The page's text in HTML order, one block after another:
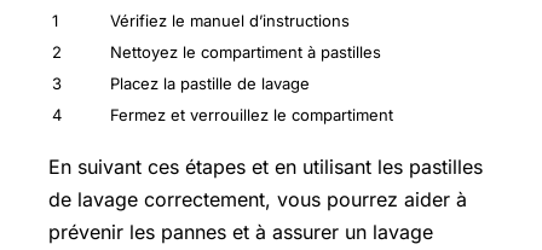
1
Vérifiez le manuel d’instructions
2
Nettoyez le compartiment à pastilles
3
Placez la pastille de lavage
4
Fermez et verrouillez le compartiment
En suivant ces étapes et en utilisant les pastilles
de lavage correctement, vous pourrez aider à
prévenir les pannes et à assurer un lavage